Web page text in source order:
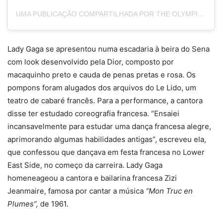
UMA PUBLICAÇÃO COMPARTILHADA POR THE OLYMPIC GAMES (@OLYMPICS)
Lady Gaga se apresentou numa escadaria à beira do Sena
com look desenvolvido pela Dior, composto por
macaquinho preto e cauda de penas pretas e rosa. Os
pompons foram alugados dos arquivos do Le Lido, um
teatro de cabaré francês. Para a performance, a cantora
disse ter estudado coreografia francesa. “Ensaiei
incansavelmente para estudar uma dança francesa alegre,
aprimorando algumas habilidades antigas”, escreveu ela,
que confessou que dançava em festa francesa no Lower
East Side, no começo da carreira. Lady Gaga
homeneageou a cantora e bailarina francesa Zizi
Jeanmaire, famosa por cantar a música “Mon Truc en
Plumes”, de 1961.